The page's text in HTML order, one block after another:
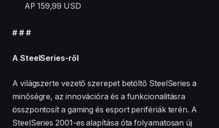
AP 159,99 USD
# # #
A SteelSeries-ről
A világszerte vezető szerepet betöltő SteelSeries a
minőségre, az innovációra és a funkcionalitásra
összpontosít a gaming és esport perifériák terén. A
SteelSeries 2001-es alapítása óta folyamatosan új